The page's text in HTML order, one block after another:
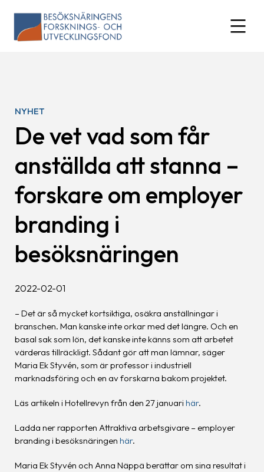
content
NYHET
De vet vad som får
anställda att stanna –
forskare om employer
branding i
besöksnäringen
2022-02-01
– Det är så mycket kortsiktiga, osäkra anställningar i
branschen. Man kanske inte orkar med det längre. Och en
basal sak som lön, det kanske inte känns som att arbetet
värderas tillräckligt. Sådant gör att man lämnar, säger
Maria Ek Styvén, som är professor i industriell
marknadsföring och en av forskarna bakom projektet.
Läs artikeln i Hotellrevyn från den 27 januari här.
Ladda ner rapporten Attraktiva arbetsgivare – employer
branding i besöksnäringen här.
Maria Ek Styvén och Anna Näppä berättar om sina resultat i